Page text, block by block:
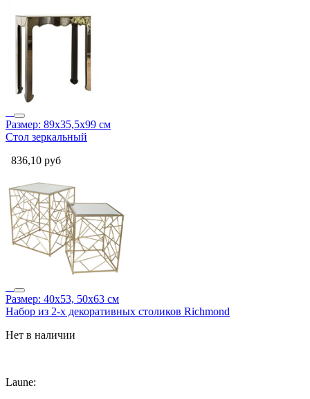
Размер: 89х35,5х99 см
Стол зеркальный
836,10 руб
Размер: 40х53, 50х63 см
Набор из 2-х декоративных столиков Richmond
Нет в наличии
Laune: